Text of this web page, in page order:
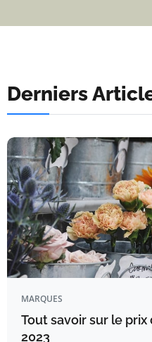
Derniers
MARQUES
Tout savoir sur le prix
2023